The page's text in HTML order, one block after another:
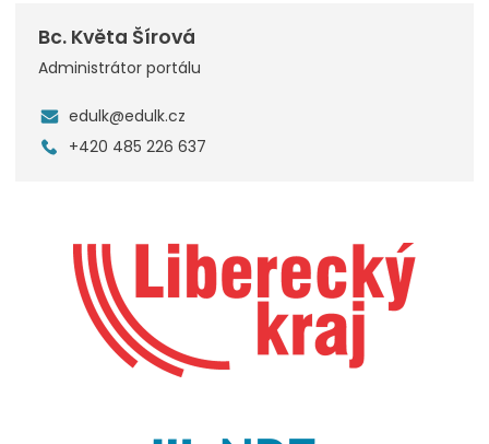
Bc. Květa Šírová
Administrátor portálu
edulk@edulk.cz
+420 485 226 637